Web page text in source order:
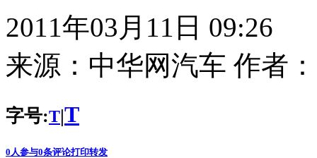
2011年03月11日 09:26
来源： 中华网汽车 作者：
字号:T|T
0 人参与0条评论打印转发